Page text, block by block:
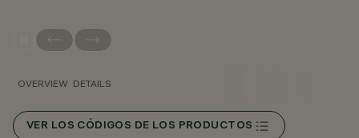
OVERVIEW DETAILS
VER LOS CÓDIGOS DE LOS PRODUCTOS